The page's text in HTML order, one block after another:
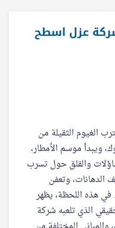
عزل اسطح
الغيوم الثقيلة من
ويبدأ موسم الأمطار،
والقلق حول تسرب
الدهانات، وتعفن
في هذه اللحظة، يظهر
الذي تلعبه شركة